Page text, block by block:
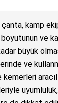
kamp
ve
büyük
ve